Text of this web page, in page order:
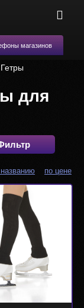
магазинов
Гетры
для
по цене